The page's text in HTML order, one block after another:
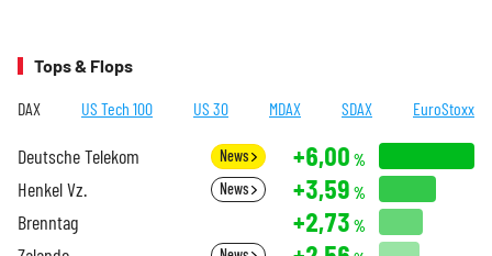
Tops & Flops
DAX US Tech 100 US 30 MDAX SDAX EuroStoxx
Deutsche Telekom News +6,00 %
Henkel Vz. News +3,59 %
Brenntag +2,73 %